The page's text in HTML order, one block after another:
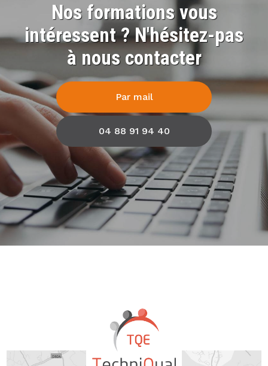
Nos formations vous
intéressent ? N'hésitez-pas
à nous contacter
Par mail
04 88 91 94 40